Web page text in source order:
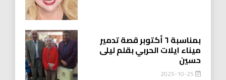
بمناسبة ٦ أكتوبر قصة تدمير
ميناء ايلات الحربي بقلم ليلى
حسين
2025-10-25